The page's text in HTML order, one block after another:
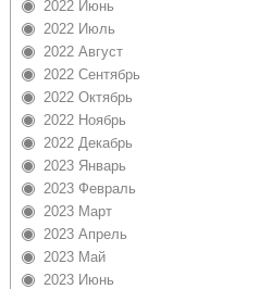
2022 Июнь
2022 Июль
2022 Август
2022 Сентябрь
2022 Октябрь
2022 Ноябрь
2022 Декабрь
2023 Январь
2023 Февраль
2023 Март
2023 Апрель
2023 Май
2023 Июнь